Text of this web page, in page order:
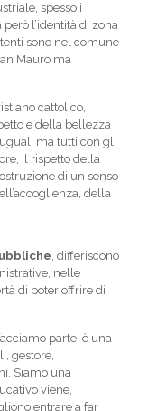
spesso i
l’identità di zona
sono nel comune
Mauro ma
cattolico,
e della bellezza
ma tutti con gli
il rispetto della
di un senso
della
, differiscono
nelle
di poter offrire di
parte, è una
gestore,
Siamo una
viene,
entrare a far